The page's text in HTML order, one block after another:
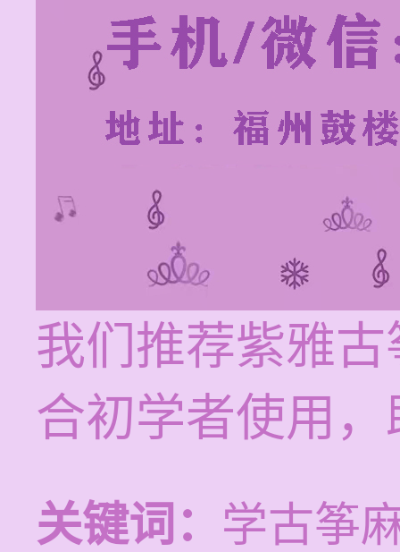
我们推荐紫雅
合初学者使用
关键词： 学古筝